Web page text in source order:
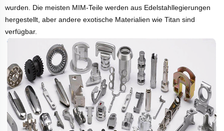
wurden. Die meisten MIM-Teile werden aus Edelstahllegierungen
hergestellt, aber andere exotische Materialien wie Titan sind
verfügbar.